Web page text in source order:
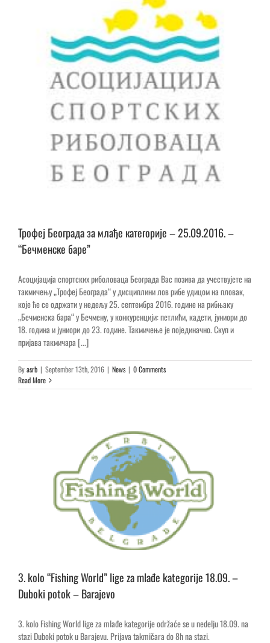
Трофеј Београда за млађе категорије – 25.09.2016. –
“Бечменске баре”
Асоцијација спортских риболоваца Београда Вас позива да учествујете на
такмичењу „Трофеј Београда“ у дисциплини лов рибе удицом на пловак,
које ће се одржати у недељу 25. септембра 2016. године на рибњаку
„Бечменска бара“ у Бечмену, у конкуренцији: петлићи, кадети, јуниори до
18. година и јуниори до 23. године. Такмичење је појединачно. Скуп и
пријава такмичара [...]
Byasrb | September 13th, 2016 | News | 0 Comments
Read More
3. kolo “Fishing World” lige za mlađe kategorije 18.09. –
Duboki potok – Barajevo
3. kolo Fishing World lige za mlađe kategorije održaće se u nedelju 18.09. na
stazi Duboki potok u Barajevu. Prijava takmičara do 8h na stazi.